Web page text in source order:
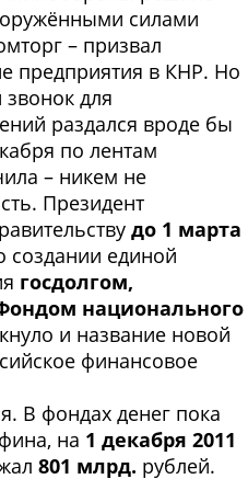
силами
– призвал
предприятия в КНР. Но
для
раздался вроде бы
по лентам
– никем не
Президент
до 1 марта
создании единой
госдолгом,
национального
и название новой
финансовое
В фондах денег пока
на 1 декабря 2011
801 млрд. рублей.